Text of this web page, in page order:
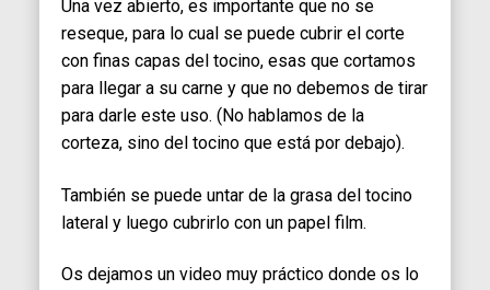
Una vez abierto, es importante que no se
reseque, para lo cual se puede cubrir el corte
con finas capas del tocino, esas que cortamos
para llegar a su carne y que no debemos de tirar
para darle este uso. (No hablamos de la
corteza, sino del tocino que está por debajo).
También se puede untar de la grasa del tocino
lateral y luego cubrirlo con un papel film.
Os dejamos un video muy práctico donde os lo